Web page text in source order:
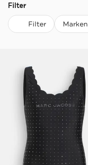
Filter
Filter Marken